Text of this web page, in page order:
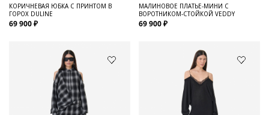
КОРИЧНЕВАЯ ЮБКА С ПРИНТОМ В
ГОРОХ DULINE
69 900 ₽
МАЛИНОВОЕ ПЛАТЬЕ-МИНИ С
ВОРОТНИКОМ-СТОЙКОЙ VEDDY
69 900 ₽